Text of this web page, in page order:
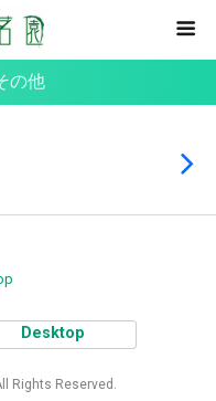
の他
Desktop
Rights Reserved.